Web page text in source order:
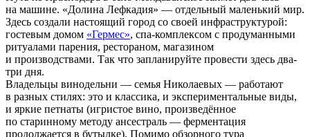
на машине. «Долина Лефкадия» — отдельный маленький мир.
Здесь создали настоящий город со своей инфраструктурой:
гостевым домом «Гермес», спа-комплексом с продуманными
ритуалами парения, рестораном, магазином
и производствами. Так что запланируйте провести здесь два-
три дня.
Владельцы винодельни — семья Николаевых — работают
в разных стилях: это и классика, и экспериментальные виды,
и яркие петнаты (игристое вино, произведённое
по старинному методу ансестраль — ферментация
продолжается в бутылке). Помимо обзорного тура